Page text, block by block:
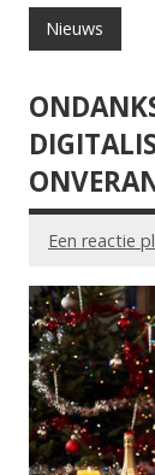
Nieuws
Een reactie